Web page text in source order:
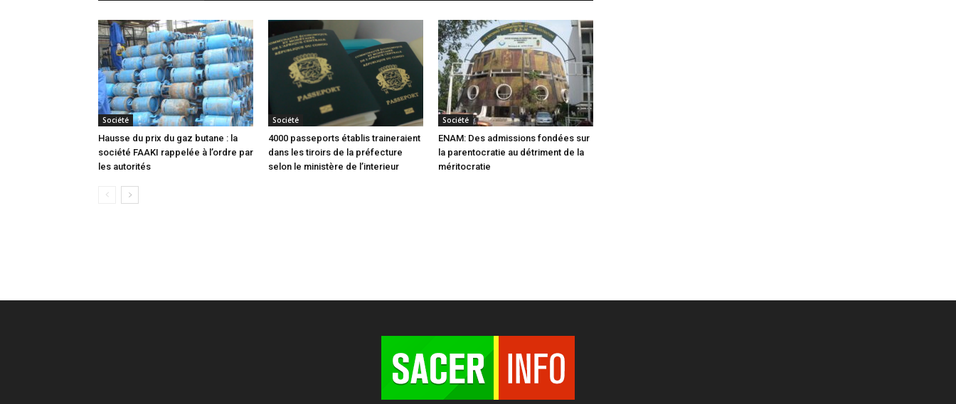
Société
Hausse du prix du gaz butane : la
société FAAKI rappelée à l’ordre par
les autorités
Société
4000 passeports établis traineraient
dans les tiroirs de la préfecture
selon le ministère de l’interieur
Société
ENAM: Des admissions fondées sur
la parentocratie au détriment de la
méritocratie